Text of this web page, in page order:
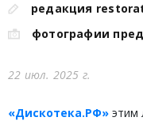
редакция
фотографии
22 июл. 2025 г.
«Дискотека.РФ» этим